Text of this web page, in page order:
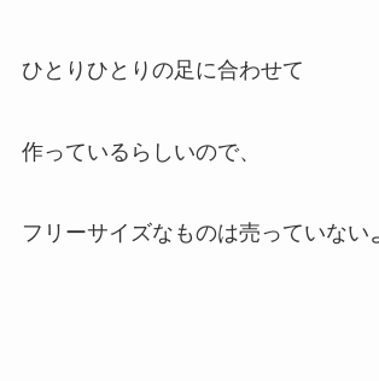
ひとりひとりの足に合わせて
作っているらしいので、
フリーサイズなものは売っていない